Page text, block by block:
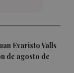
Evaristo Valls
de agosto de